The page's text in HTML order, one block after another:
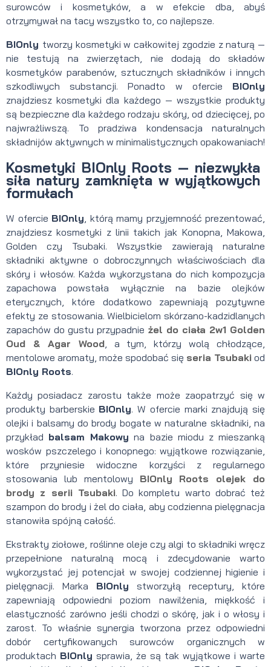
surowców i kosmetyków, a w efekcie dba, abyś
otrzymywał na tacy wszystko to, co najlepsze.
BIOnly tworzy kosmetyki w całkowitej zgodzie z naturą —
nie testują na zwierzętach, nie dodają do składów
kosmetyków parabenów, sztucznych składników i innych
szkodliwych substancji. Ponadto w ofercie BIOnly
znajdziesz kosmetyki dla każdego — wszystkie produkty
są bezpieczne dla każdego rodzaju skóry, od dziecięcej, po
najwrażliwszą. To pradziwa kondensacja naturalnych
składnijów aktywnych w minimalistycznych opakowaniach!
Kosmetyki BIOnly Roots — niezwykła
siła natury zamknięta w wyjątkowych
formułach
W ofercie BIOnly, którą mamy przyjemność prezentować,
znajdziesz kosmetyki z linii takich jak Konopna, Makowa,
Golden czy Tsubaki. Wszystkie zawierają naturalne
składniki aktywne o dobroczynnych właściwościach dla
skóry i włosów. Każda wykorzystana do nich kompozycja
zapachowa powstała wyłącznie na bazie olejków
eterycznych, które dodatkowo zapewniają pozytywne
efekty ze stosowania. Wielbicielom skórzano-kadzidlanych
zapachów do gustu przypadnie żel do ciała 2w1 Golden
Oud & Agar Wood, a tym, którzy wolą chłodzące,
mentolowe aromaty, może spodobać się seria Tsubaki od
BIOnly Roots.
Każdy posiadacz zarostu także może zaopatrzyć się w
produkty barberskie BIOnly. W ofercie marki znajdują się
olejki i balsamy do brody bogate w naturalne składniki, na
przykład balsam Makowy na bazie miodu z mieszanką
wosków pszczelego i konopnego: wyjątkowe rozwiązanie,
które przyniesie widoczne korzyści z regularnego
stosowania lub mentolowy
BIOnly
Roots olejek do
brody z serii Tsubaki. Do kompletu warto dobrać też
szampon do brody i żel do ciała, aby codzienna pielęgnacja
stanowiła spójną całość.
Ekstrakty ziołowe, roślinne oleje czy algi to składniki wręcz
przepełnione naturalną mocą i zdecydowanie warto
wykorzystać jej potencjał w swojej codziennej higienie i
pielęgnacji. Marka BIOnly stworzyłą receptury, które
zapewniają odpowiedni poziom nawilżenia, miękkość i
elastyczność zarówno jeśli chodzi o skórę, jak i o włosy i
zarost. To właśnie synergia tworzona przez odpowiedni
dobór certyfikowanych surowców organicznych w
produktach BIOnly sprawia, że są tak wyjątkowe i warte